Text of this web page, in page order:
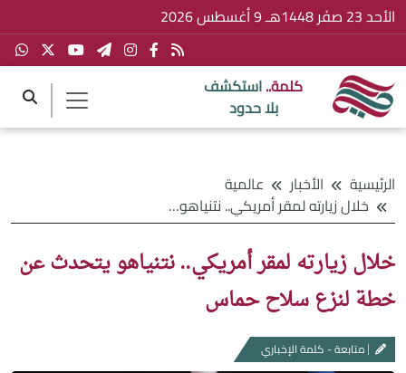
الأحد 23 صفَر 1448هـ 9 أغسطس 2026
كلمة..استكشف
بلا حدود
الرئيسية الأخبار
عالمية
خلال زيارته لمقر أمريكي.. نتنياهو يتحدث عن خطة لنزع سلاح حماس
خلال زيارته لمقر أمريكي.. نتنياهو يتحدث عن
خطة لنزع سلاح حماس
متابعة - كلمة الإخباري